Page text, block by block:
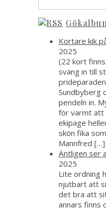
Kortare kik
2025
(22 kort
sväng in till
Sundbyberg
pendeln in.
för varmt att
ekipage
skön fika
Mannfred […]
Äntligen ser
2025
Lite ordning
njutbart att
det bra att
annars finns